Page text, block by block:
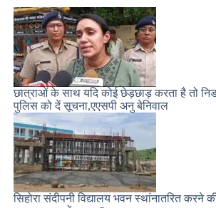
छात्राओं के साथ यदि कोई छेड़छाड़ करता है तो
पुलिस को दें सूचना,एएसपी अनु बेनिवाल
सिहोरा संदीपनी विद्यालय भवन स्थांनातरित करने